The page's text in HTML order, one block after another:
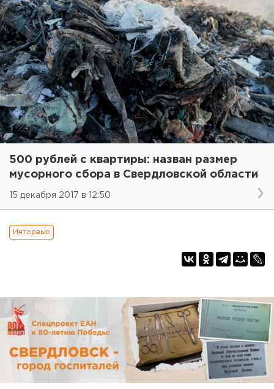
500 рублей с квартиры: назван размер
мусорного сбора в Свердловской области
15 декабря 2017 в 12:50
Интервью